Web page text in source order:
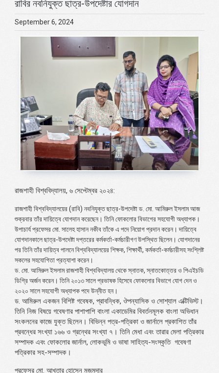
রাবির নবনিযুক্ত ছাত্র-উপদেষ্টার যোগদান
September 6, 2024
রাজশাহী বিশ্ববিদ্যালয়, ৬ সেপ্টেম্বর ২০২৪:
রাজশাহী বিশ্ববিদ্যালয়ের (রাবি) নবনিযুক্ত ছাত্র-উপদেষ্টা ড. মো. আমিরুল ইসলাম আজ
শুক্রবার তাঁর দায়িত্বে যোগদান করেছেন। তিনি ফোকলোর বিভাগের সহযোগী অধ্যাপক।
উপাচার্য প্রফেসর মো. সালেহ হাসান নকীব তাঁকে এ পদে নিয়োগ প্রদান করেন। দায়িত্বে
যোগদানকালে ছাত্র-উপদেষ্টা দপ্তরের কর্মকর্তা-কর্মচারীগণ উপস্থিত ছিলেন। যোগদানের
পর তিনি তাঁর দায়িত্ব পালনে বিশ্ববিদ্যালয়ের শিক্ষক, শিক্ষার্থী, কর্মকর্তা-কর্মচারীসহ সংশ্লিষ্ট
সকলের সহযোগিতা প্রত্যাশা করেন।
ড. মো. আমিরুল ইসলাম রাজশাহী বিশ্ববিদ্যালয় থেকে স্নাতক, স্নাতকোত্তর ও পিএইচডি
ডিগ্রি অর্জন করেন। তিনি ২০১৩ সালে প্রভাষক হিসেবে ফোকলোর বিভাগে যোগ দেন ও
২০২০ সালে সহযোগী অধ্যাপক পদে উন্নীত হন।
ড. আমিরুল একজন বিশিষ্ট গবেষক, প্রাবন্ধিক, ঔপন্যাসিক ও সোশ্যাল এক্টিভিস্ট।
তিনি নিজ বিষয়ে গবেষণার পাশাপাশি বাংলা একাডেমির বিবর্তনমূলক বাংলা অভিধান
সংকলনের কাজে যুক্ত ছিলেন। বিভিন্ন পত্র-পত্রিকা ও জার্নালে প্রকাশিত তাঁর
প্রবন্ধের সংখ্যা ১৬৬ ও গ্রন্থের সংখ্যা ৭। তিনি মেধা এবং তারার মেলা পত্রিকার
সম্পাদক এবং ফোকলোর জার্নাল, লোকভূমি ও ভাষা সাহিত্য-সংস্কৃতি গবেষণা
পত্রিকার সহ-সম্পাদক।
প্রফেসর মো. আখতার হোসেন মজুমদার